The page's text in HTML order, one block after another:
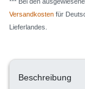
Versandkosten für
Lieferlandes.
Beschreibung